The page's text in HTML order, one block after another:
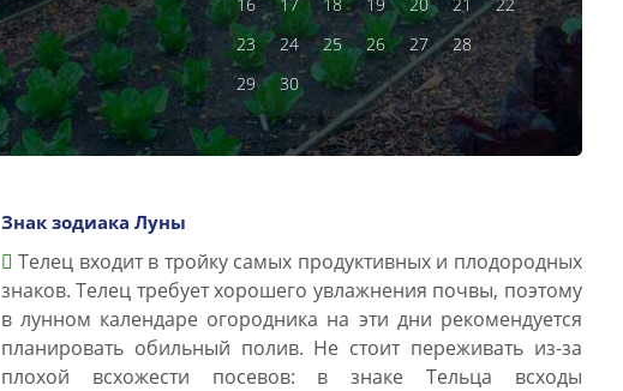
23
24 25 26 27
28
29
30
Знак зодиака Луны
Телец входит в тройку самых продуктивных и плодородных
знаков. Телец требует хорошего увлажнения почвы, поэтому
в лунном календаре огородника на эти дни рекомендуется
планировать обильный полив. Не стоит переживать из-за
плохой всхожести посевов: в знаке Тельца всходы